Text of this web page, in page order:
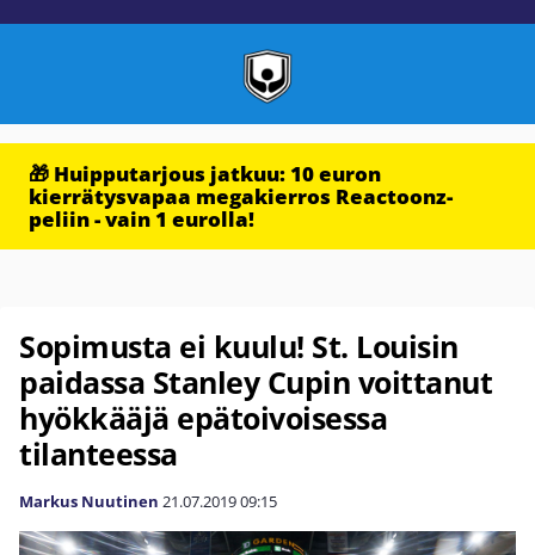
🎁 Huipputarjous jatkuu: 10 euron
kierrätysvapaa megakierros Reactoonz-
peliin - vain 1 eurolla!
Sopimusta ei kuulu! St. Louisin
paidassa Stanley Cupin voittanut
hyökkääjä epätoivoisessa
tilanteessa
Markus Nuutinen 21.07.201909:15